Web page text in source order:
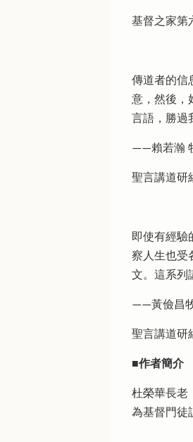
基督之家第
傳道者的信
意，然後，
言語，勝過
——賴若瀚
聖言講道研
即使有經驗
察人生也受
文。這系列
——黃儉昌
聖言講道研
■作者簡介
杜榮華長老
為基督門徒